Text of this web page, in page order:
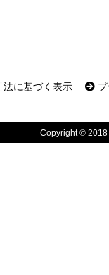
法に基づく表示
Copyright © 2018